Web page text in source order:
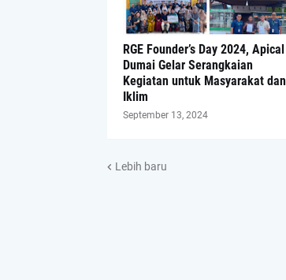
RGE Founder’s Day 2024, Apical
Dumai Gelar Serangkaian
Kegiatan untuk Masyarakat dan
Iklim
September 13, 2024
Lebih baru